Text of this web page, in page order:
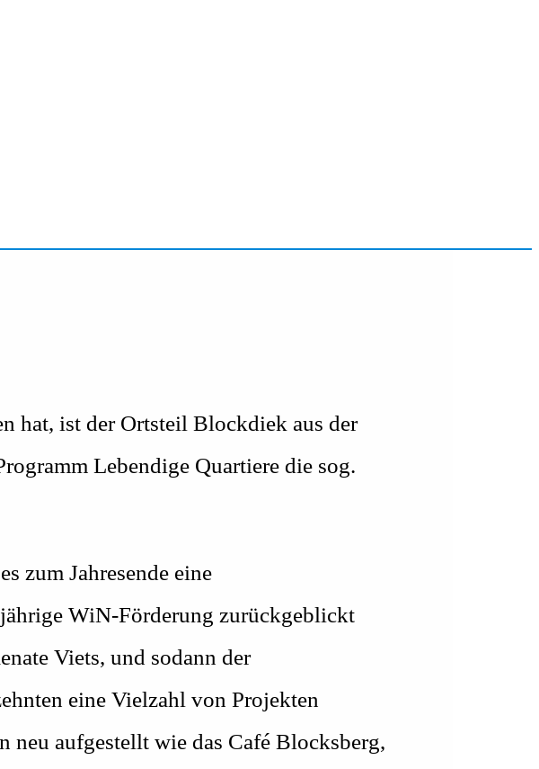
hat, ist der Ortsteil Blockdiek aus der
Lebendige Quartiere die sog.
zum Jahresende eine
WiN-Förderung zurückgeblickt
Viets, und sodann der
eine Vielzahl von Projekten
neu aufgestellt wie das Café Blocksberg,